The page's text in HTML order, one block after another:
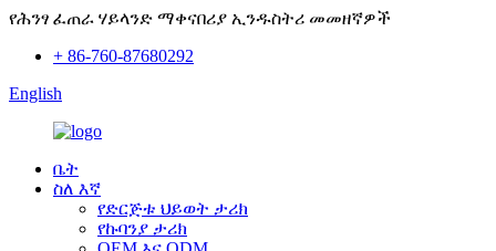
የሕንፃ ፈጠራ ሃይላንድ ማቀናበሪያ ኢንዱስትሪ መመዘኛዎች
+ 86-760-87680292
English
ቤት
ስለ እኛ
የድርጅቱ ህይወት ታሪክ
የኩባንያ ታሪክ